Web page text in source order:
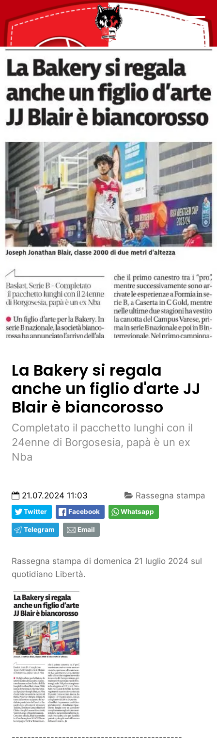
La Bakery si regala
anche un figlio d'arte JJ
Blair è biancorosso
Completato il pacchetto lunghi con il
24enne di Borgosesia, papà è un ex
Nba
21.07.2024 11:03 Rassegna stampa
Twitter Facebook Whatsapp
Telegram Email
Rassegna stampa di domenica 21 luglio 2024 sul
quotidiano Libertà.
--------------------------------------------